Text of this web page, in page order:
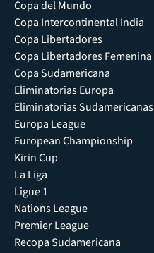
Copa del Mundo
Copa Intercontinental India
Copa Libertadores
Copa Libertadores Femenina
Copa Sudamericana
Eliminatorias Europa
Eliminatorias Sudamericanas
Europa League
European Championship
Kirin Cup
La Liga
Ligue 1
Nations League
Premier League
Recopa Sudamericana